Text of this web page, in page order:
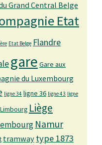
Grand Central Belge
Etat
Etat Belge Flandre
gare Gare aux
du Luxembourg
ligne 34 ligne 36 ligne 43 ligne
Limbourg Liège
Namur
tramway type 1873